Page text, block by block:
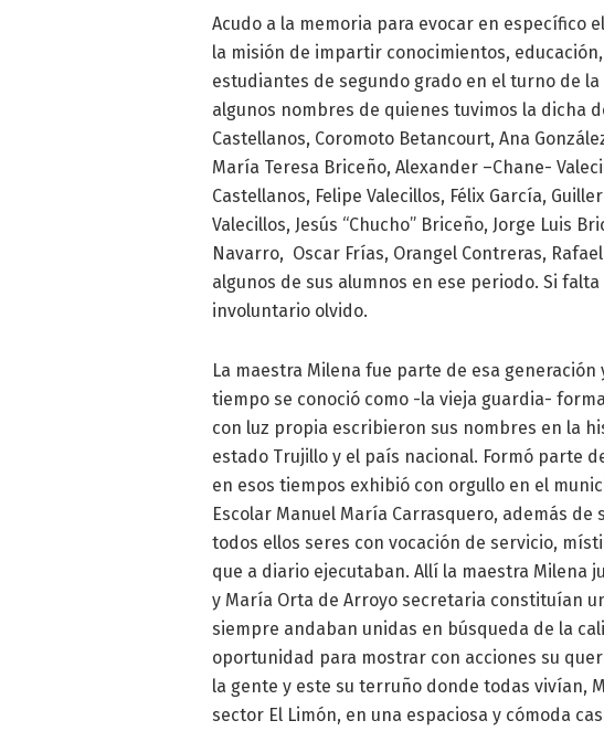
Acudo a la memoria para evocar en específico
la misión de impartir conocimientos,
estudiantes de segundo grado en el turno de
algunos nombres de quienes tuvimos la dicha
Castellanos, Coromoto Betancourt, Ana
María Teresa Briceño, Alexander –Chane-
Castellanos, Felipe Valecillos, Félix García,
Valecillos, Jesús “Chucho” Briceño, Jorge Luis
Navarro, Oscar Frías, Orangel Contreras,
algunos de sus alumnos en ese periodo. Si
involuntario olvido.
La maestra Milena fue parte de esa
tiempo se conoció como -la vieja guardia-
con luz propia escribieron sus nombres en la
estado Trujillo y el país nacional. Formó parte
en esos tiempos exhibió con orgullo en el
Escolar Manuel María Carrasquero, además
todos ellos seres con vocación de servicio,
que a diario ejecutaban. Allí la maestra Milena
y María Orta de Arroyo secretaria constituían
siempre andaban unidas en búsqueda de la
oportunidad para mostrar con acciones su
la gente y este su terruño donde todas vivían,
sector El Limón, en una espaciosa y cómoda